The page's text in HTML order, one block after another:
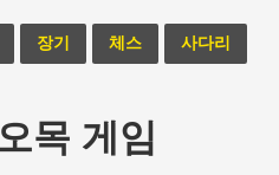
장기 체스 사다리
목 게임